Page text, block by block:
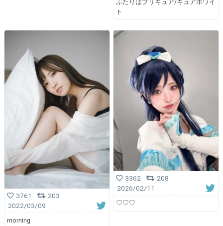
ふたりはプリキュア/キュアホワイ
ト
3761
203
2022/03/09
morning
3362
208
2026/02/11
♡♡♡